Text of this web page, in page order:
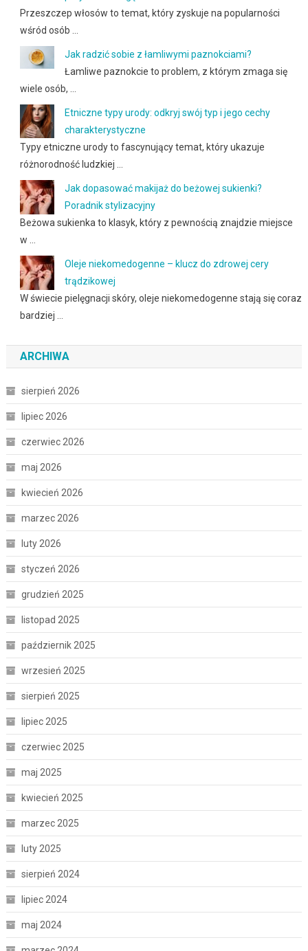
Przeszczep włosów to temat, który zyskuje na popularności
wśród osób …
Jak radzić sobie z łamliwymi paznokciami?
Łamliwe paznokcie to problem, z którym zmaga się
wiele osób, …
Etniczne typy urody: odkryj swój typ i jego cechy
charakterystyczne
Typy etniczne urody to fascynujący temat, który ukazuje
różnorodność ludzkiej …
Jak dopasować makijaż do beżowej sukienki?
Poradnik stylizacyjny
Beżowa sukienka to klasyk, który z pewnością znajdzie miejsce
w …
Oleje niekomedogenne – klucz do zdrowej cery
trądzikowej
W świecie pielęgnacji skóry, oleje niekomedogenne stają się coraz
bardziej …
ARCHIWA
sierpień 2026
lipiec 2026
czerwiec 2026
maj 2026
kwiecień 2026
marzec 2026
luty 2026
styczeń 2026
grudzień 2025
listopad 2025
październik 2025
wrzesień 2025
sierpień 2025
lipiec 2025
czerwiec 2025
maj 2025
kwiecień 2025
marzec 2025
luty 2025
sierpień 2024
lipiec 2024
maj 2024